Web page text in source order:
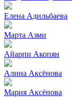
Елена Адильбаева
Марта Азми
Айарпи Акопян
Алина Аксёнова
Мария Аксёнова